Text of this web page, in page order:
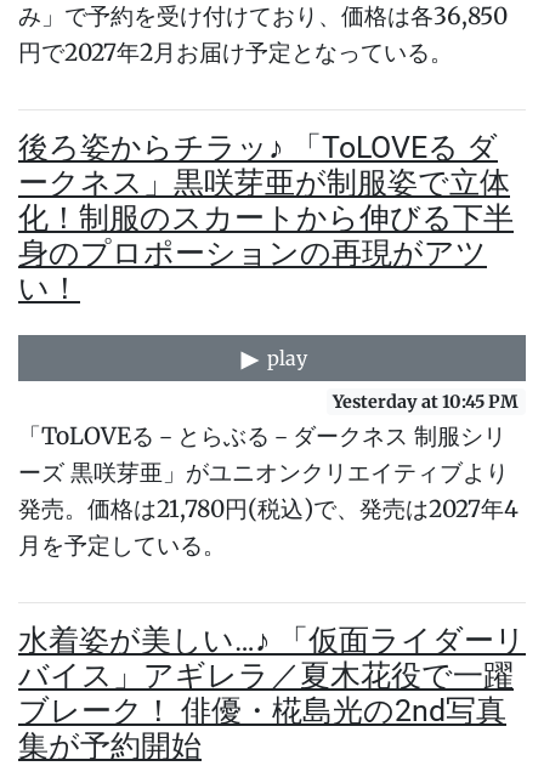
み」で予約を受け付けており、価格は各36,850
円で2027年2月お届け予定となっている。
後ろ姿からチラッ♪ 「ToLOVEる ダ
ークネス」黒咲芽亜が制服姿で立体
化！制服のスカートから伸びる下半
身のプロポーションの再現がアツ
い！
play
Yesterday at 10:45 PM
「ToLOVEる－とらぶる－ダークネス 制服シリ
ーズ 黒咲芽亜」がユニオンクリエイティブより
発売。価格は21,780円(税込)で、発売は2027年4
月を予定している。
水着姿が美しい…♪ 「仮面ライダーリ
バイス」アギレラ／夏木花役で一躍
ブレーク！ 俳優・椛島光の2nd写真
集が予約開始